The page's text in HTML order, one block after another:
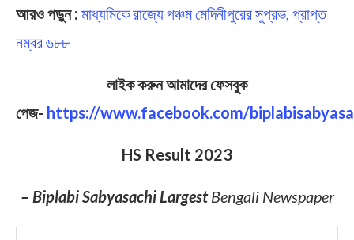
আরও পড়ুন : মাধ্যমিকে রাজ্যে পঞ্চম মেদিনীপুরের সুপ্রভ, প্রাপ্ত
নম্বর ৬৮৮
লাইক করুন আমাদের ফেসবুক
পেজ- https://www.facebook.com/
HS Result 2023
– Biplabi Sabyasachi LargestBengali Newspaper